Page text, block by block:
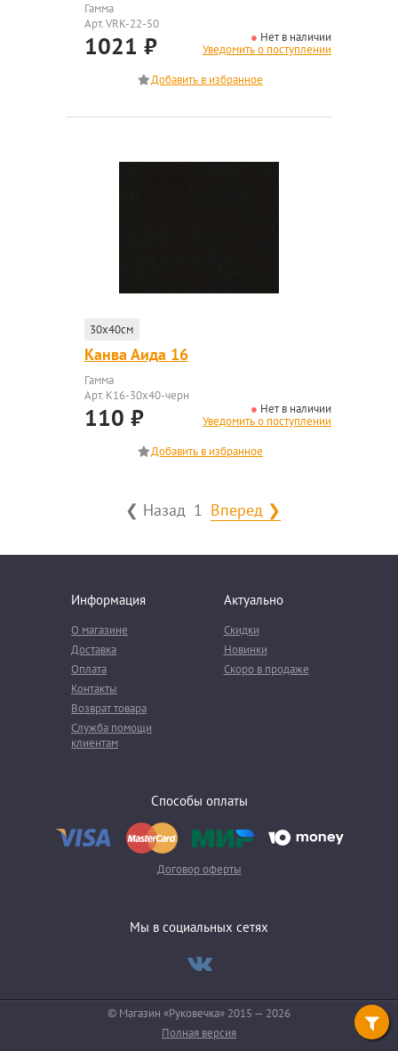
Гамма
Арт. VRK-22-50
1021 ₽
Нет в наличии
Уведомить о поступлении
30x40см
Канва Аида 16
Гамма
Арт. K16-30x40-черн
110 ₽
Нет в наличии
Уведомить о поступлении
❮ Назад 1 Вперед ❯
Информация
О магазине
Доставка
Оплата
Контакты
Возврат товара
Служба помощи
клиентам
Актуально
Скидки
Новинки
Скоро в продаже
Способы оплаты
Договор оферты
Мы в социальных сетях
© Магазин «Руковечка» 2015 — 2026
Полная версия